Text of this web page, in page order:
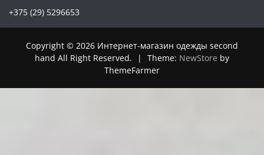
+375 (29) 5296653
Copyright © 2026 Интернет-магазин одежды second
hand All Right Reserved.
| Theme: NewStore by
ThemeFarmer